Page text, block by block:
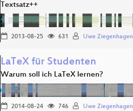
Textsatz++
2013-08-25 631 Uwe Ziegenhagen
LaTeX für Studenten
Warum soll ich LaTeX lernen?
2014-08-24 746 Uwe Ziegenhagen